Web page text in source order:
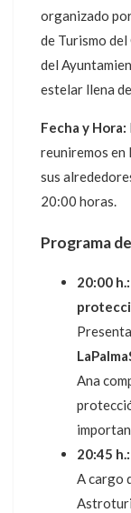
organizado
de Turismo
del
estelar llena
Fecha y Hora:
reuniremos en
sus
20:00 horas.
Programa
20:00 h.:
Ana
20:45 h.:
A cargo